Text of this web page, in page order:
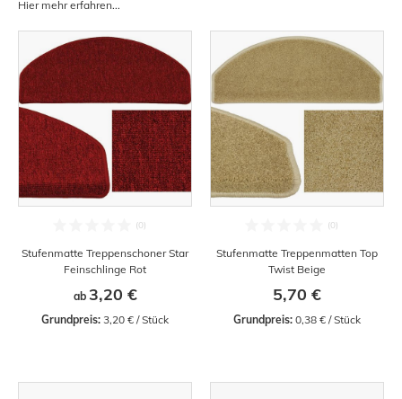
Hier mehr erfahren...
Stufenmatte Treppenschoner Star
Feinschlinge Rot
ab 3,20 €
Grundpreis: 3,20 € / Stück
Stufenmatte Treppenmatten Top
Twist Beige
5,70 €
Grundpreis: 0,38 € / Stück